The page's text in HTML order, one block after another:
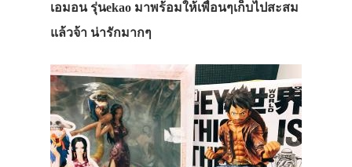
เอมอน รุ่นekao มาพร้อมให้เพื่อนๆเก็บไปสะสม
แล้วจ้า น่ารักมากๆ